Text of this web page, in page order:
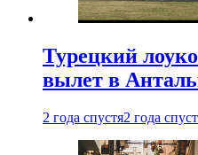
Турецкий
вылет в
2 года спустя2 года